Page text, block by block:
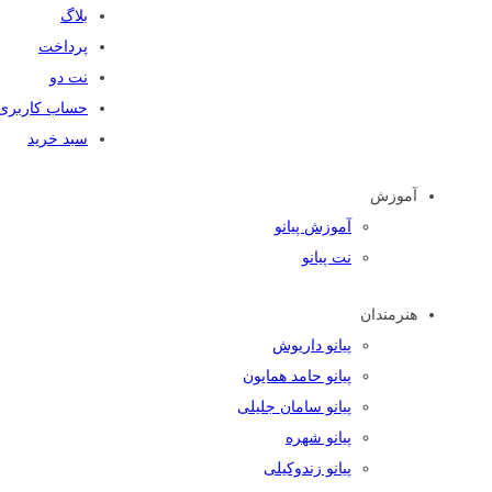
بلاگ
پرداخت
نت دو
حساب
سبد خرید
آموزش
آموزش پیانو
نت پیانو
هنرمندان
پیانو داریوش
پیانو حامد همایون
پیانو سامان جلیلی
پیانو شهره
پیانو زندوکیلی